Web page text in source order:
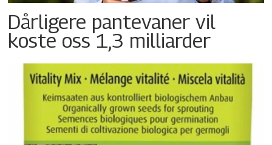
Dårligere pantevaner vil
koste oss 1,3 milliarder